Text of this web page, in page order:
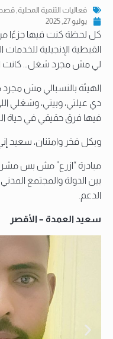
فعاليات التنمية المحلية,قصص
يوليو 27, 2025
كل لحظة كنت فيها جزءًا من
القبطية الإنجيلية للخدمات
لي مش مجرد شغل… كانت
الهيئة بالنسبالي مش
دي عيلتي، وبيتي، وشغلي
فيها فرق حقيقي في حياة
وبكل فخر وامتنان، سعيد
مبادرة “ازرع” مش بس
بين الدولة والمجتمع
الدعم.
سعيد العمدة – الأقصر